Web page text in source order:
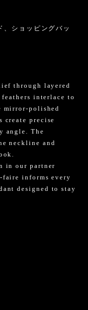
ショッピングバッ
through layered
interlace to
mirror-polished
create precise
angle. The
neckline and
in our partner
faire informs every
designed to stay